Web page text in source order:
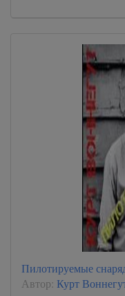
Пилотируемые
Автор: Курт